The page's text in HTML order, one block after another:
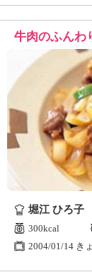
牛肉のふんわ
堀江 ひろ子
300kcal
2004/01/14 き